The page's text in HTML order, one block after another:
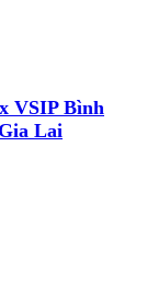
VSIP Bình
Lai